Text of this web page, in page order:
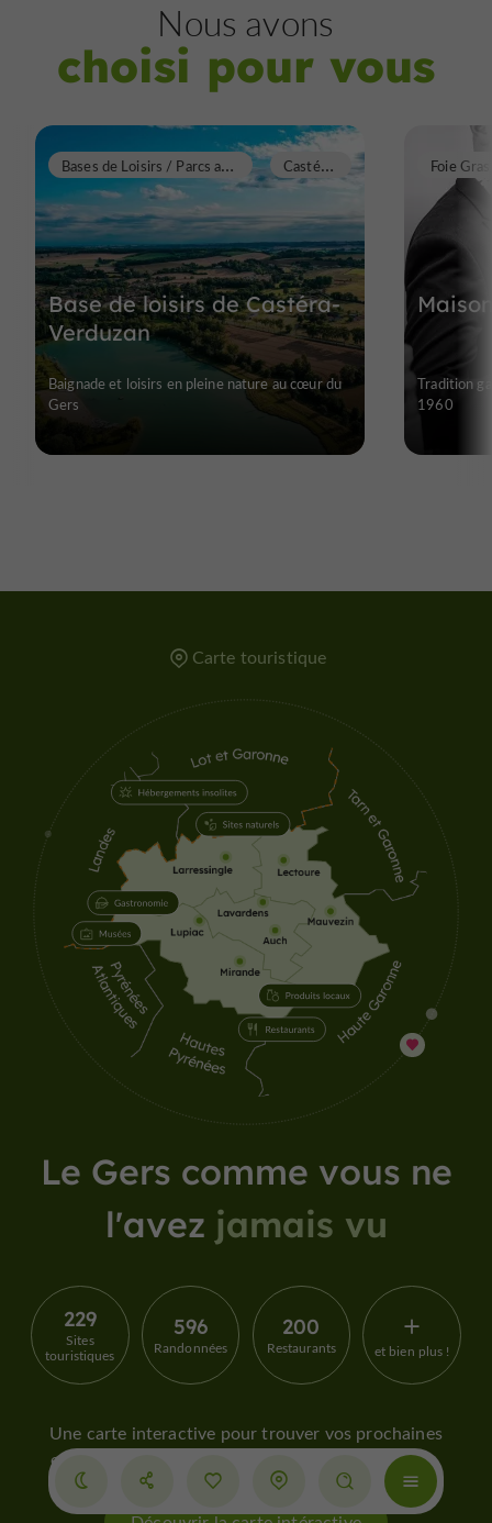
Nous avons
choisi pour vous
Base de loisirs de Castéra-
Verduzan
B
ases de Loisirs / Parcs aquatiques / Plans d'eau / Piscines C
astéra-Verduzan
Baignade et loisirs en pleine nature au cœur du
Gers
Foie Gras
Tradition
1960
Carte touristique
Le Gers comme vous ne
l'avez jamais vu
229
Sites
touristiques
596
Randonnées
200
Restaurants et bien plus !
Une carte interactive pour trouver vos prochaines
envies : balades, restaurants, sites remarquables…